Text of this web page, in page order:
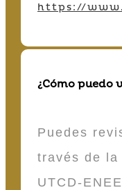
https://
¿Cómo puedo
Puedes
través de la
UTCD-